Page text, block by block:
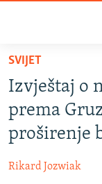
Pređite
glavni
sadržaj
Pređite
na
glavnu
navigaciju
BOSNA I
SRBIJA
CRNA GORA
SVIJET
Izvještaj o
prema
proširenje
Rikard Jozwiak